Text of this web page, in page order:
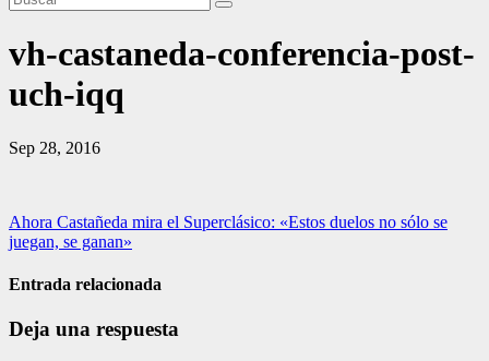
vh-castaneda-conferencia-post-
uch-iqq
Sep 28, 2016
Navegación
de
entradas
Ahora Castañeda mira el Superclásico: «Estos duelos no sólo se
juegan, se ganan»
Entrada relacionada
Deja una respuesta